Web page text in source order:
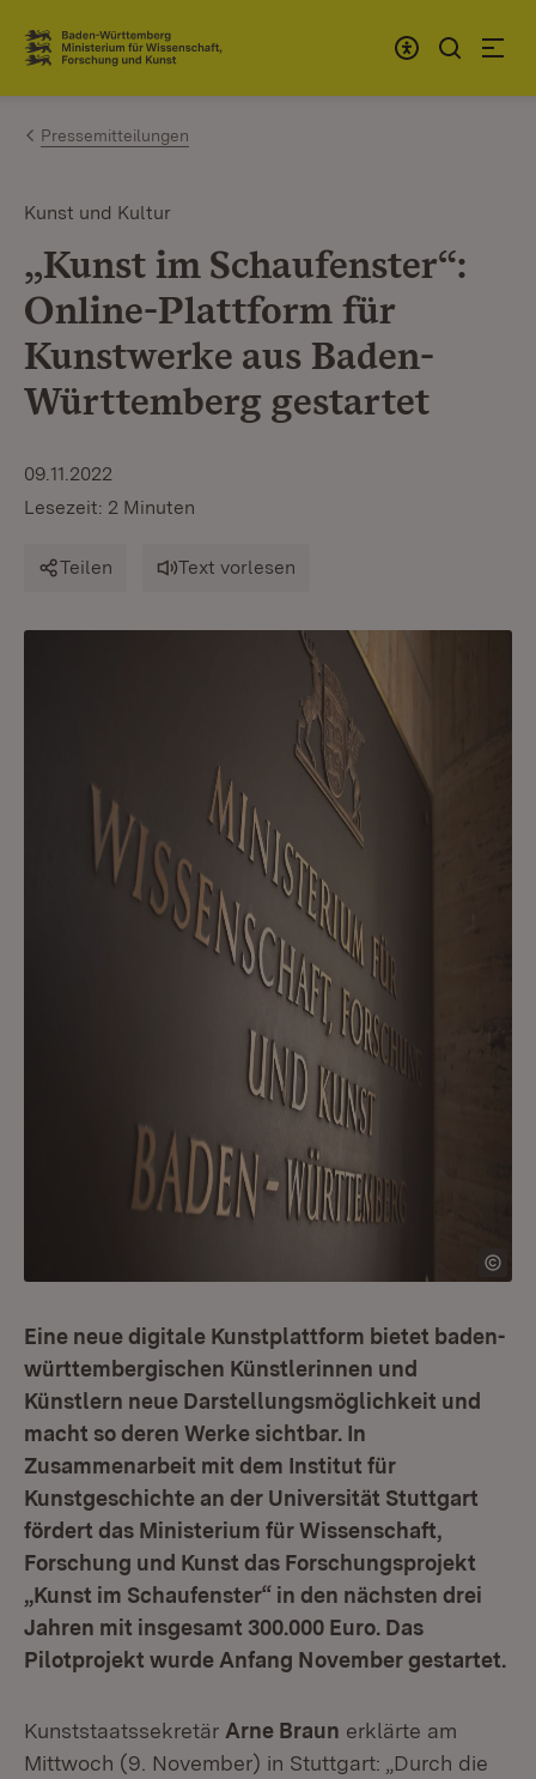
Zum Inhalt springen
Link zur Startseite
Pressemitteilungen
Kunst und Kultur
„Kunst im Schaufenster“:
Online-Plattform für
Kunstwerke aus Baden-
Württemberg gestartet
09.11.2022
Lesezeit: 2 Minuten
Teilen Text vorlesen
Eine neue digitale Kunstplattform bietet baden-
württembergischen Künstlerinnen und
Künstlern neue Darstellungsmöglichkeit und
macht so deren Werke sichtbar. In
Zusammenarbeit mit dem Institut für
Kunstgeschichte an der Universität Stuttgart
fördert das Ministerium für Wissenschaft,
Forschung und Kunst das Forschungsprojekt
„Kunst im Schaufenster“ in den nächsten drei
Jahren mit insgesamt 300.000 Euro. Das
Pilotprojekt wurde Anfang November gestartet.
Kunststaatssekretär Arne Braun erklärte am
Mittwoch (9. November) in Stuttgart: „Durch die